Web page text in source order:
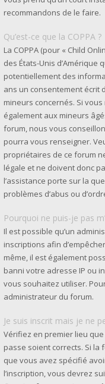
recommandons de le faire.
Qu’est-ce que la COPPA ?
La COPPA (pour « Child
des États-Unis
potentiellement des
ans un consentement écrit
mineurs concernés. Si
également aux mineurs
forum, nous vous
pourra vous renseigner.
propriétaires de ce forum
légale et ne doivent donc
l’assistance porte sur la
problèmes d’abus ou
Pourquoi ne puis-je pas
Il est possible qu’un
inscriptions afin
même, il est également
banni votre adresse IP ou
vous souhaitez utiliser.
administrateur du forum.
Je suis inscrit mais je ne
Vérifiez en premier lieu
passe soient corrects. Si la
que vous avez spécifié
l’inscription, vous devrez